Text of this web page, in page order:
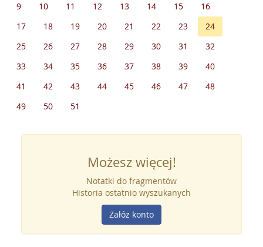
9
10 11 12 13 14 15
16
17
18 19 20 21 22 23
24
25
26 27 28 29 30 31
32
33
34 35 36 37 38 39
40
41
42 43 44 45 46 47
48
49
50 51
Możesz więcej!
Notatki do fragmentów
Historia ostatnio wyszukanych
Załóż konto